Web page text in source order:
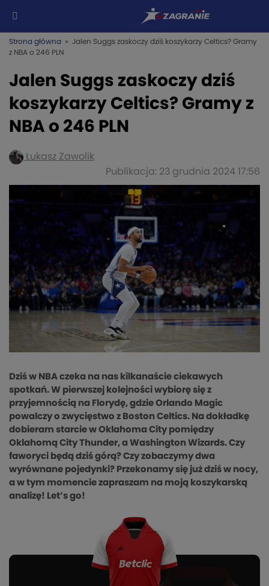
Strona główna » Jalen Suggs zaskoczy dziś koszykarzy Celtics? Gramy
z NBA o 246 PLN
Jalen Suggs zaskoczy dziś
koszykarzy Celtics? Gramy z
NBA o 246 PLN
Łukasz Zawolik
Publikacja: 23 grudnia 2024 17:56
Dziś w NBA czeka na nas kilkanaście ciekawych
spotkań. W pierwszej kolejności wybiorę się z
przyjemnością na Florydę, gdzie Orlando Magic
powalczy o zwycięstwo z Boston Celtics. Na dokładkę
dobieram starcie w Oklahoma City pomiędzy
Oklahomą City Thunder, a Washington Wizards. Czy
faworyci będą dziś górą? Czy zobaczymy dwa
wyrównane pojedynki? Przekonamy się już dziś w nocy,
a w tym momencie zapraszam na moją koszykarską
analizę! Let’s go!